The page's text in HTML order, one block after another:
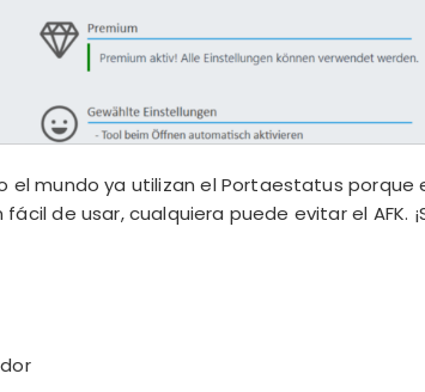
el mundo ya utilizan el Portaestatus
de usar, cualquiera puede evitar el AFK.